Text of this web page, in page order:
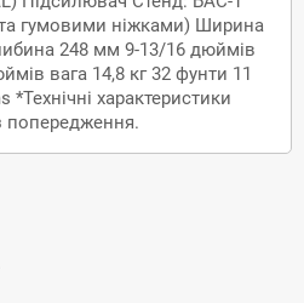
та гумовими ніжками) Ширина
248 мм 9-13/16 дюймів
вага 14,8 кг 32 фунти 11
*Технічні характеристики
попередження.